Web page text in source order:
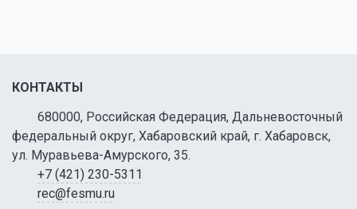
КОНТАКТЫ
680000, Российская Федерация, Дальневосточный
федеральный округ, Хабаровский край, г. Хабаровск,
ул. Муравьева-Амурского, 35.
+7 (421) 230-5311
rec@fesmu.ru